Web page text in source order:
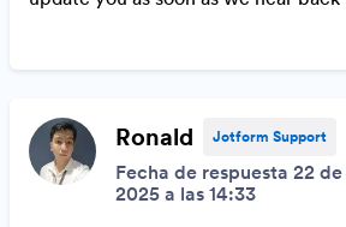
Ronald Jotform Support
Fecha de respuesta 22
2025 a las 14:33